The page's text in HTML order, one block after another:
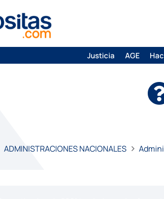
Justicia AGE
ADMINISTRACIONES NACIONALES